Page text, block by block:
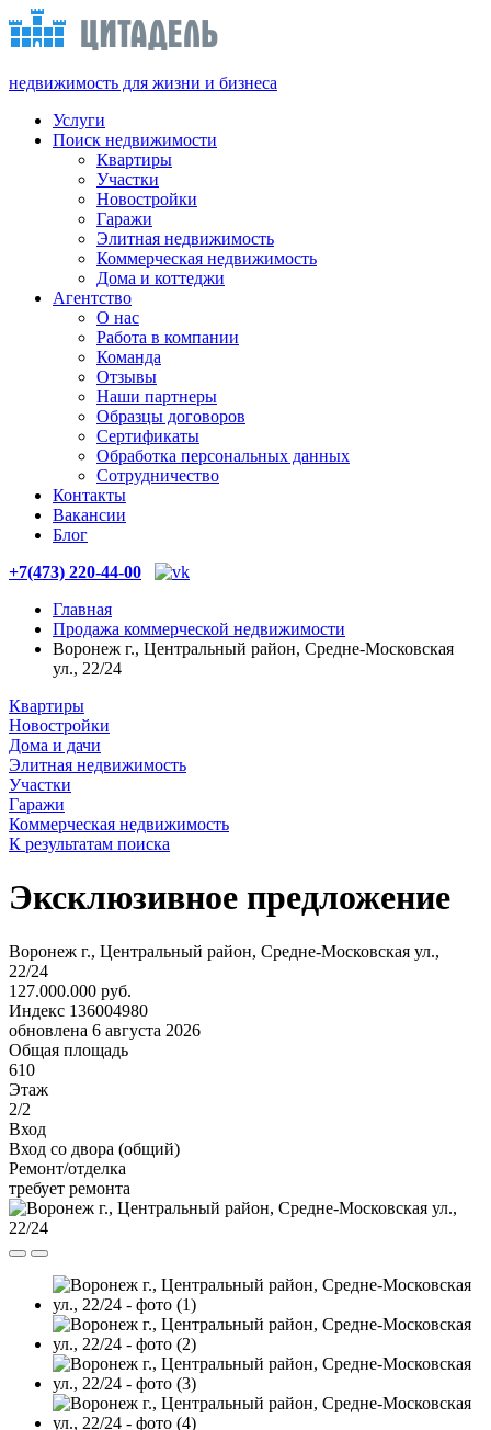
недвижимость для жизни и бизнеса
Услуги
Поиск недвижимости
Квартиры
Участки
Новостройки
Гаражи
Элитная недвижимость
Коммерческая недвижимость
Дома и коттеджи
Агентство
О нас
Работа в компании
Команда
Отзывы
Наши партнеры
Образцы договоров
Сертификаты
Обработка персональных данных
Сотрудничество
Контакты
Вакансии
Блог
+7(473) 220-44-00
Главная
Продажа коммерческой недвижимости
Воронеж г., Центральный район, Средне-Московская
ул., 22/24
Квартиры
Новостройки
Дома и дачи
Элитная недвижимость
Участки
Гаражи
Коммерческая недвижимость
К результатам поиска
Эксклюзивное предложение
Воронеж г., Центральный район, Средне-Московская ул.,
22/24
127.000.000 руб.
Индекс 136004980
обновлена 6 августа 2026
Общая площадь
610
Этаж
2/2
Вход
Вход со двора (общий)
Ремонт/отделка
требует ремонта